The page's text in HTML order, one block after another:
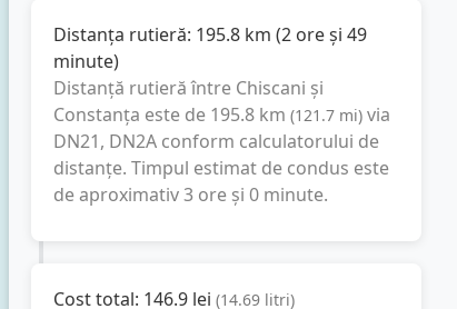
Distanța rutieră: 195.8 km (2 ore și 49
minute)
Distanță rutieră între Chiscani și
Constanța este de 195.8 km (121.7 mi) via
DN21, DN2Aconform calculatorului de
distanțe. Timpul estimat de condus este
de aproximativ3 ore și 0 minute.
Cost total: 146.9 lei (14.69 litri)